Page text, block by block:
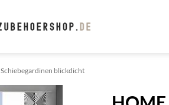
Schiebegardinen blickdicht